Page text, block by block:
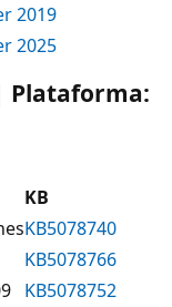
2019
2025
Plataforma:
KB
KB5078740
KB5078766
KB5078752